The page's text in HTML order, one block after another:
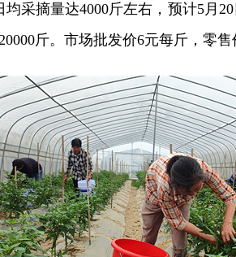
采摘量达4000斤左右，预计5月
斤。市场批发价6元每斤，零售